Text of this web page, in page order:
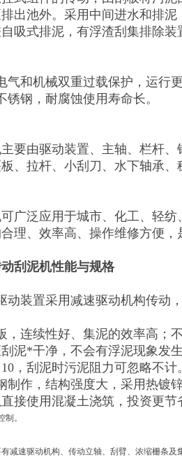
出池外。采用中间进水和排泥
吸式排泥，有浮渣刮集排除装
和机械双重过载保护，运行更
钢，耐腐蚀使用寿命长。
由驱动装置、主轴、栏杆、
、拉杆、小刮刀、水下轴承、
泛应用于城市、化工、轻纺
理、效率高、操作维修方便，
刮泥机性能与规格
装置采用减速驱动机构传动
连续性好、集泥的效率高；
泥*干净，不会有浮泥现象发生
刮泥时污泥阻力可忽略不计。
作，结构强度大，采用热镀
接使用混凝土浇筑，投资更节
。
速驱动机构、传动立轴、刮臂、浓缩栅条及